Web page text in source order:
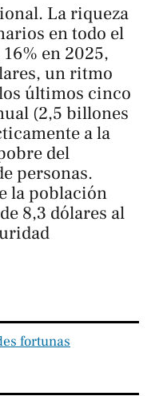
La riqueza
en todo el
en 2025,
un ritmo
últimos cinco
(2,5 billones
a la
del
personas.
la población
8,3 dólares al
fortunas